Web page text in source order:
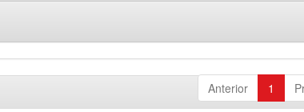
Anterior 1